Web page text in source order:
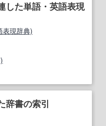
した単語・英語表現
表現辞典)
辞書の索引